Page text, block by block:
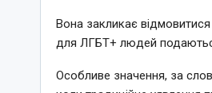
Вона закликає
для ЛГБТ+ людей
Особливе значення, за